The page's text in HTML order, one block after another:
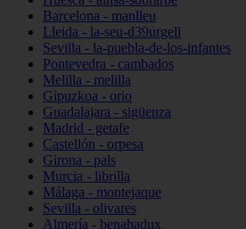
Barcelona - manlleu
Lleida - la-seu-d39urgell
Sevilla - la-puebla-de-los-infantes
Pontevedra - cambados
Melilla - melilla
Gipuzkoa - orio
Guadalajara - sigüenza
Madrid - getafe
Castellón - orpesa
Girona - pals
Murcia - librilla
Málaga - montejaque
Sevilla - olivares
Almería - benahadux